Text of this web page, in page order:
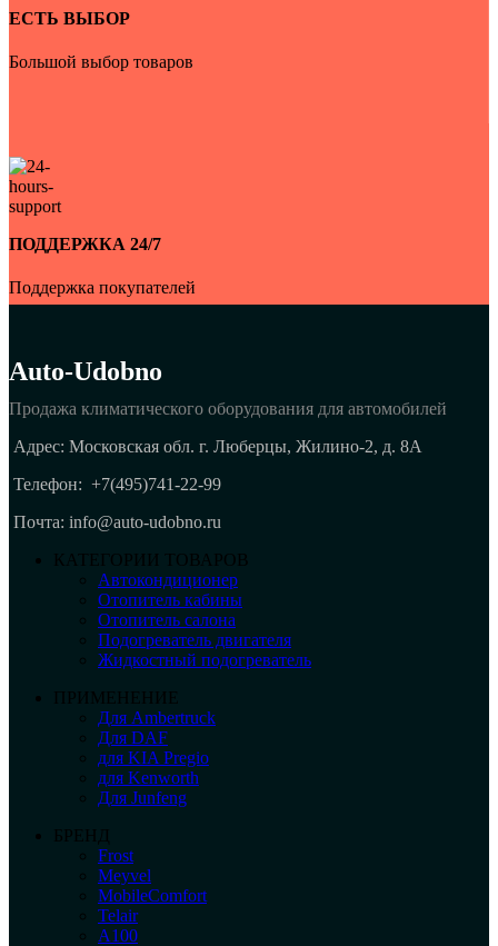
ЕСТЬ ВЫБОР
Большой выбор товаров
ПОДДЕРЖКА 24/7
Поддержка покупателей
Auto-Udobno
Продажа климатического оборудования для автомобилей
Адрес: Московская обл. г. Люберцы, Жилино-2, д. 8A
Телефон: +7(495)741-22-99
Почта: info@auto-udobno.ru
КАТЕГОРИИ ТОВАРОВ
Автокондиционер
Отопитель кабины
Отопитель салона
Подогреватель двигателя
Жидкостный подогреватель
ПРИМЕНЕНИЕ
Для Ambertruck
Для DAF
для KIA Pregio
для Kenworth
Для Junfeng
БРЕНД
Frost
Meyvel
MobileComfort
Telair
А100